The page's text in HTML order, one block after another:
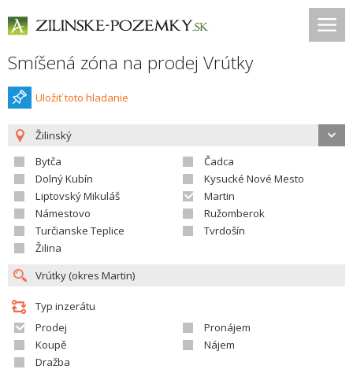
Smíšená zóna na prodej Vrútky
Uložiť toto hladanie
Žilinský
Bytča
Čadca
Dolný Kubín
Kysucké Nové Mesto
Liptovský Mikuláš
Martin
Námestovo
Ružomberok
Turčianske Teplice
Tvrdošín
Žilina
Typ inzerátu
Prodej
Pronájem
Koupě
Nájem
Dražba